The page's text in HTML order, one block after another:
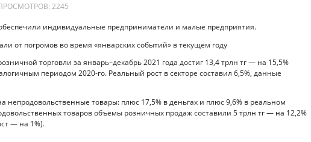
2245
индивидуальные предприниматели и малые предприятия.
от погромов во время «январских событий» в текущем году
торговли за январь–декабрь 2021 года достиг 13,4 трлн тг — на 15,5%
периодом 2020-го. Реальный рост в секторе составил 6,5%, данные
непродовольственные товары: плюс 17,5% в деньгах и плюс 9,6% в реальном
товаров объёмы розничных продаж составили 5 трлн тг — на 12,2%
— на 1%).